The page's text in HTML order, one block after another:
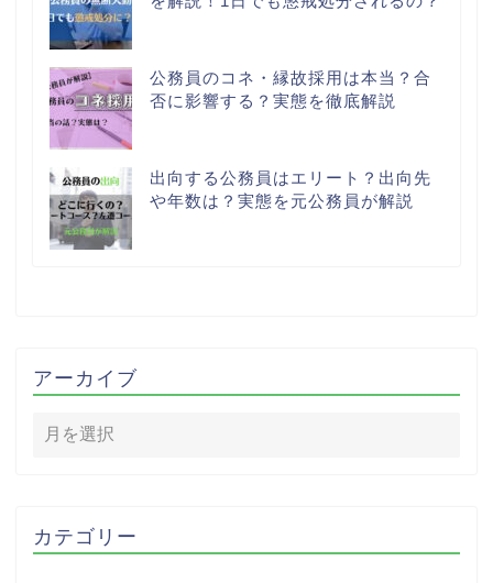
公務員のコネ・縁故採用は本当？合
否に影響する？実態を徹底解説
出向する公務員はエリート？出向先
や年数は？実態を元公務員が解説
アーカイブ
カテゴリー